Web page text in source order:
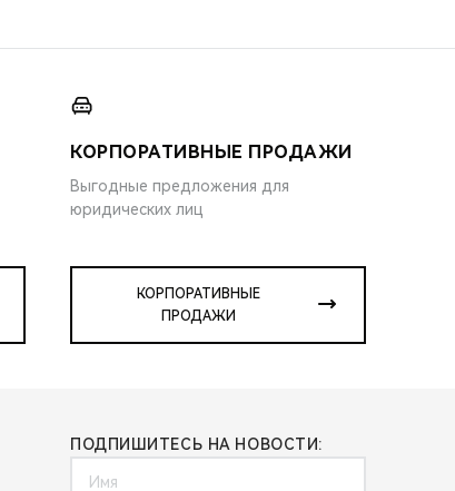
КОРПОРАТИВНЫЕ ПРОДАЖИ
Выгодные предложения для
юридических лиц
КОРПОРАТИВНЫЕ
ПРОДАЖИ
ПОДПИШИТЕСЬ НА НОВОСТИ: